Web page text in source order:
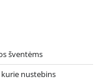
šventėms
nustebins